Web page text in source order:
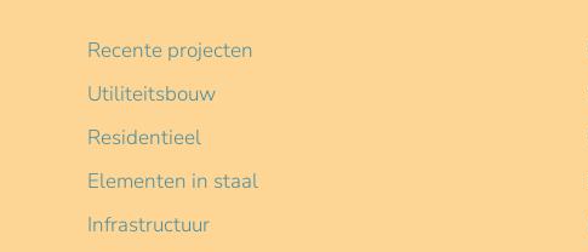
Recente projecten
Utiliteitsbouw
Residentieel
Elementen in staal
Infrastructuur